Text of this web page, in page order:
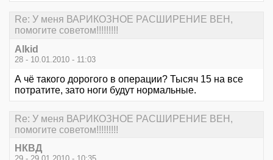
Re: У меня ВАРИКОЗНОЕ РАСШИРЕНИЕ ВЕН,
помогите советом!!!!!!!!!
Alkid
28 - 10.01.2010 - 11:03
А чё такого дорогого в операции? Тысяч 15 на все
потратите, зато ноги будут нормальные.
Re: У меня ВАРИКОЗНОЕ РАСШИРЕНИЕ ВЕН,
помогите советом!!!!!!!!!
НКВД